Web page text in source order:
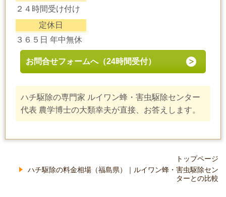
２４時間受け付け
定休日
３６５日 年中無休
お問合せフォームへ（24時間受付）
ハチ駆除の専門家 ルイワン蜂・害虫駆除センター
代表 農学博士の大類幸夫が直接、お答えします。
トップページ
ハチ駆除の料金相場（福島県）｜ルイワン蜂・害虫駆除セン
ターとの比較